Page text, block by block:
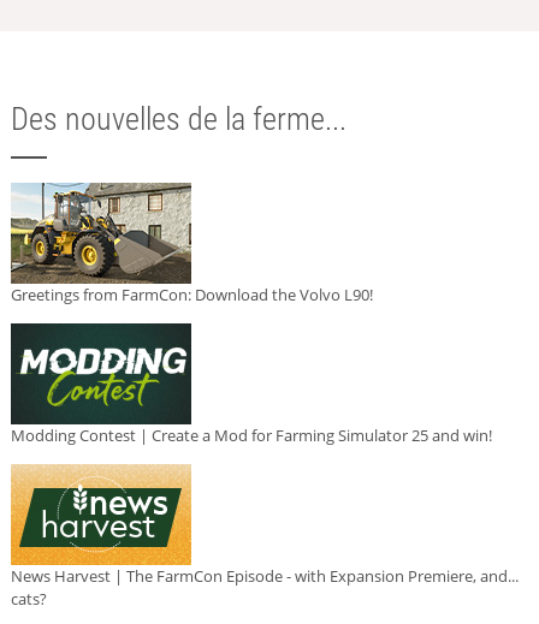
Des nouvelles de la ferme...
Greetings from FarmCon: Download the Volvo L90!
Modding Contest | Create a Mod for Farming Simulator 25 and win!
News Harvest | The FarmCon Episode - with Expansion Premiere, and...
cats?